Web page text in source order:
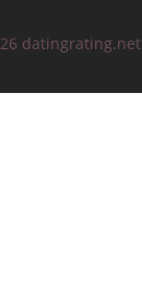
datingrating.net